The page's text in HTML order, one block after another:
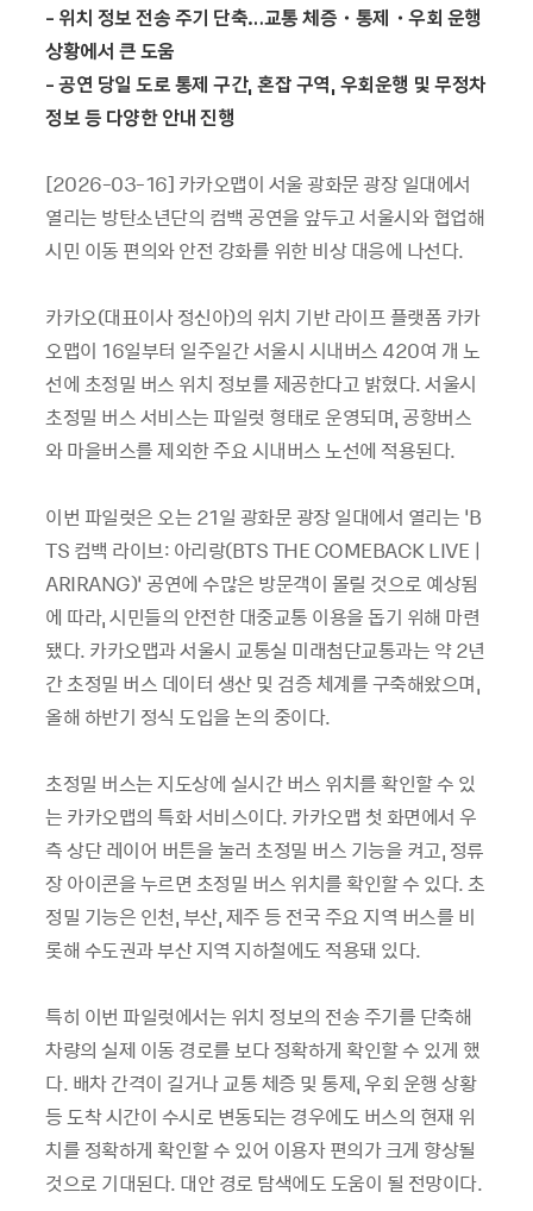
- 위치 정보 전송 주기 단축…교통 체증・통제・우회 운행
상황에서 큰 도움
- 공연 당일 도로 통제 구간, 혼잡 구역, 우회운행 및 무정차
정보 등 다양한 안내 진행
[2026-03-16] 카카오맵이 서울 광화문 광장 일대에서
열리는 방탄소년단의 컴백 공연을 앞두고 서울시와 협업해
시민 이동 편의와 안전 강화를 위한 비상 대응에 나선다.
카카오(대표이사 정신아)의 위치 기반 라이프 플랫폼 카카
오맵이 16일부터 일주일간 서울시 시내버스 420여 개 노
선에 초정밀 버스 위치 정보를 제공한다고 밝혔다. 서울시
초정밀 버스 서비스는 파일럿 형태로 운영되며, 공항버스
와 마을버스를 제외한 주요 시내버스 노선에 적용된다.
이번 파일럿은 오는 21일 광화문 광장 일대에서 열리는 ‘B
TS 컴백 라이브: 아리랑(BTS THE COMEBACK LIVE｜
ARIRANG)’ 공연에 수많은 방문객이 몰릴 것으로 예상됨
에 따라, 시민들의 안전한 대중교통 이용을 돕기 위해 마련
됐다. 카카오맵과 서울시 교통실 미래첨단교통과는 약 2년
간 초정밀 버스 데이터 생산 및 검증 체계를 구축해왔으며,
올해 하반기 정식 도입을 논의 중이다.
초정밀 버스는 지도상에 실시간 버스 위치를 확인할 수 있
는 카카오맵의 특화 서비스이다. 카카오맵 첫 화면에서 우
측 상단 레이어 버튼을 눌러 초정밀 버스 기능을 켜고, 정류
장 아이콘을 누르면 초정밀 버스 위치를 확인할 수 있다. 초
정밀 기능은 인천, 부산, 제주 등 전국 주요 지역 버스를 비
롯해 수도권과 부산 지역 지하철에도 적용돼 있다.
특히 이번 파일럿에서는 위치 정보의 전송 주기를 단축해
차량의 실제 이동 경로를 보다 정확하게 확인할 수 있게 했
다. 배차 간격이 길거나 교통 체증 및 통제, 우회 운행 상황
등 도착 시간이 수시로 변동되는 경우에도 버스의 현재 위
치를 정확하게 확인할 수 있어 이용자 편의가 크게 향상될
것으로 기대된다. 대안 경로 탐색에도 도움이 될 전망이다.